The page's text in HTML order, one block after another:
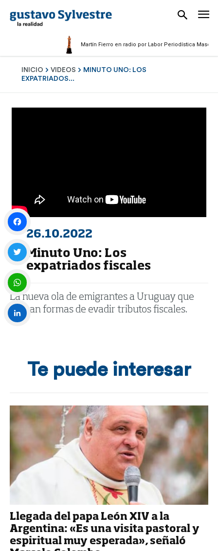
Martín Fierro en radio por Labor Periodística Masculina
INICIO VIDEOS
MINUTO UNO: LOS
EXPATRIADOS...
26.10.2022
Minuto Uno: Los
expatriados fiscales
La nueva ola de emigrantes a Uruguay que
buscan formas de evadir tributos fiscales.
Te puede interesar
Llegada del papa León XIV a la
Argentina: «Es una visita pastoral y
espiritual muy esperada», señaló
Facebook
Twitter
WhatsApp